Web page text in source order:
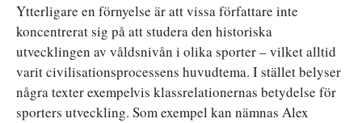
Ytterligare en förnyelse är att vissa författare inte
koncentrerat sig på att studera den historiska
utvecklingen av våldsnivån i olika sporter – vilket alltid
varit civilisationsprocessens huvudtema. I stället belyser
några texter exempelvis klassrelationernas betydelse för
sporters utveckling. Som exempel kan nämnas Alex